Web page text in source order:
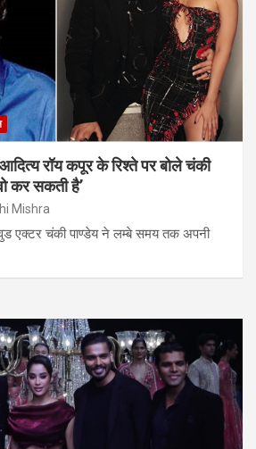
रॉय कपूर के रिश्ते पर बोले चंकी
कर सकती है’
Mishra
एक्टर चंकी पाण्डेय ने लम्बे समय तक अपनी